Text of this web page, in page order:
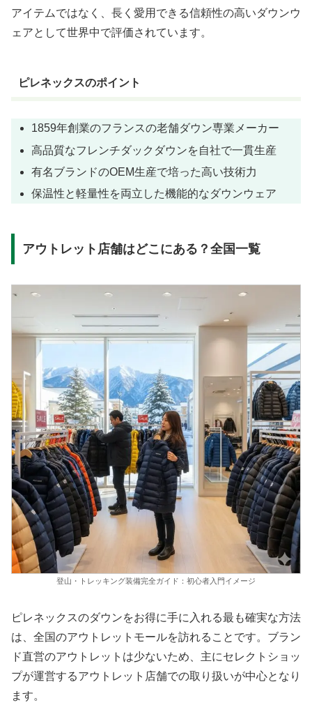
アイテムではなく、長く愛用できる信頼性の高いダウンウ
ェアとして世界中で評価されています。
ピレネックスのポイント
1859年創業のフランスの老舗ダウン専業メーカー
高品質なフレンチダックダウンを自社で一貫生産
有名ブランドのOEM生産で培った高い技術力
保温性と軽量性を両立した機能的なダウンウェア
アウトレット店舗はどこにある？全国一覧
登山・トレッキング装備完全ガイド：初心者入門イメージ
ピレネックスのダウンをお得に手に入れる最も確実な方法
は、全国のアウトレットモールを訪れることです。ブラン
ド直営のアウトレットは少ないため、主にセレクトショッ
プが運営するアウトレット店舗での取り扱いが中心となり
ます。